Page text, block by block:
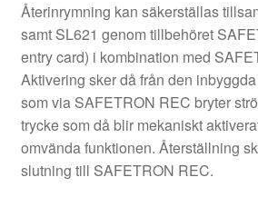
Återinrymning kan säkerställas
samt SL621 genom tillbehöret
entry card) i kombination med
Aktivering sker då från den
som via SAFETRON REC bryter
trycke som då blir mekaniskt
omvända funktionen. Återställning
slutning till SAFETRON REC.